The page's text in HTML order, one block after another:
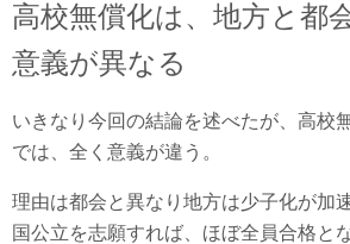
高校無償化は、地方と都
意義が異なる
いきなり今回の結論を述べたが、高校
では、全く意義が違う。
理由は都会と異なり地方は少子化が加
国公立を志願すれば、ほぼ全員合格と